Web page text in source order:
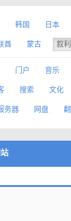
韩国 日本
酋 蒙古 叙
门户 音乐
搜索 文化
务器 网盘